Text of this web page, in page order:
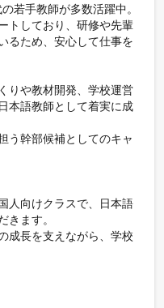
若手教師が多数活躍中。
トしており、研修や先輩
るため、安心して仕事を
りや教材開発、学校運営
本語教師として着実に成
う幹部候補としてのキャ
人向けクラスで、日本語
きます。
成長を支えながら、学校